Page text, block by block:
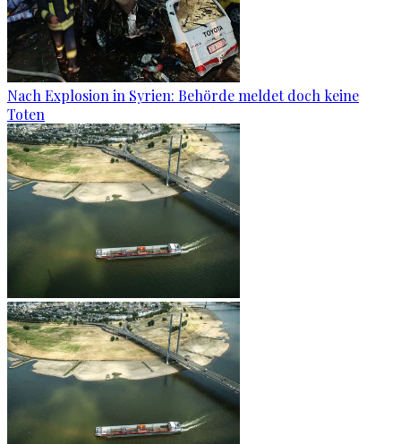
Nach Explosion in Syrien: Behörde meldet doch keine
Toten